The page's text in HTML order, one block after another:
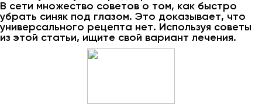
В сети множество советов о том, как быстро
убрать синяк под глазом. Это доказывает, что
универсального рецепта нет. Используя советы
из этой статьи, ищите свой вариант лечения.